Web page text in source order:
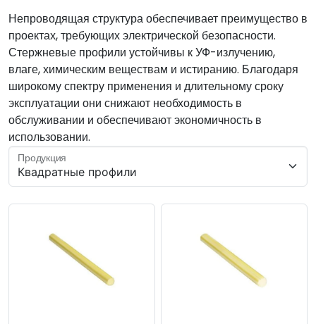
Непроводящая структура обеспечивает преимущество в
проектах, требующих электрической безопасности.
Стержневые профили устойчивы к УФ-излучению,
влаге, химическим веществам и истиранию. Благодаря
широкому спектру применения и длительному сроку
эксплуатации они снижают необходимость в
обслуживании и обеспечивают экономичность в
использовании.
Продукция